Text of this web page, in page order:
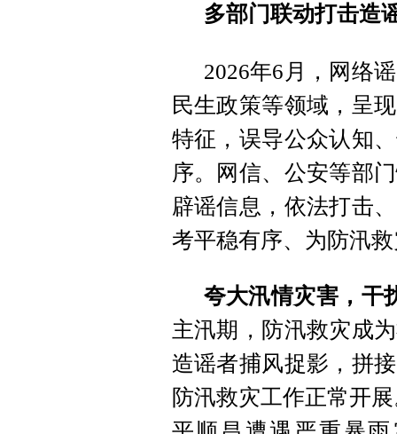
多部门联动打击造
2026年6月，网络
民生政策等领域，呈
特征，误导公众认知
序。网信、公安等部
辟谣信息，依法打击
考平稳有序、为防汛
夸大汛情灾害，干
主汛期，防汛救灾成
造谣者捕风捉影，拼
防汛救灾工作正常开